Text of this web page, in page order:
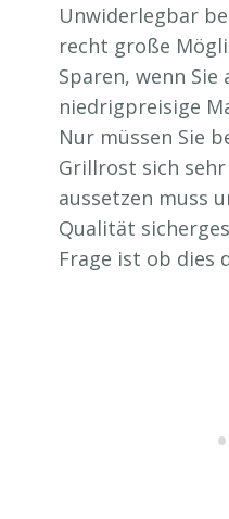
Unwiderlegbar
recht große
Sparen, wenn Sie
niedrigpreisige
Nur müssen Sie
Grillrost sich
aussetzen muss
Qualität
Frage ist ob dies